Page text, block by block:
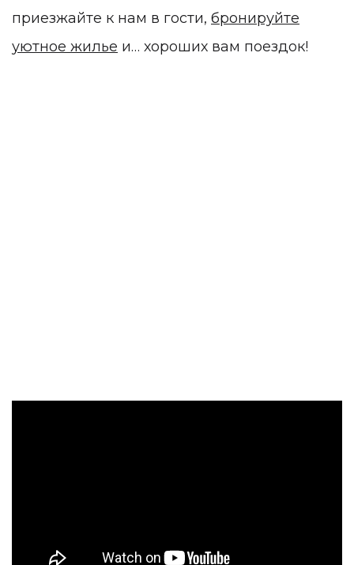
приезжайте к нам в гости, бронируйте
уютное жилье и… хороших вам поездок!